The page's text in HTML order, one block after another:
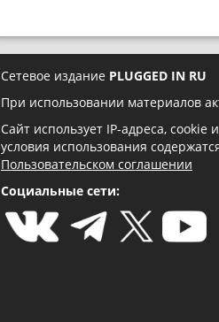
Сетевое издание PLUGGED IN RU
При использовании материалов
Сайт использует IP-адреса, cookie
условия использования
Пользовательском соглашении
Социальные сети: